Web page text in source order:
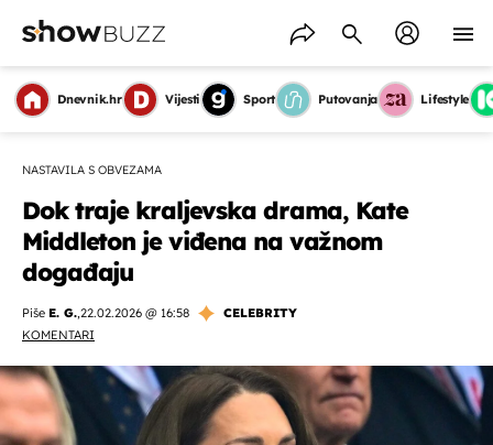
Dnevnik.hr Vijesti Sport Putovanja Lifestyle
NASTAVILA S OBVEZAMA
Dok traje kraljevska drama, Kate
Middleton je viđena na važnom
događaju
Piše E. G.,22.02.2026 @ 16:58
CELEBRITY
KOMENTARI
OMOGUĆI OBAVIJESTI